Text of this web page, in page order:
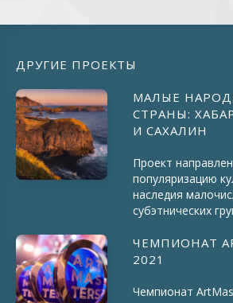
ДРУГИЕ ПРОЕКТЫ
МАЛЫЕ
СТРАНЫ:
И САХАЛИН
Проект
популяризацию
наследия
субэтнических
ЧЕМПИОНАТ
2021
Чемпионат